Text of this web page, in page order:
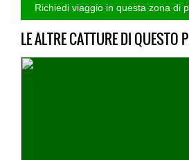
LE ALTRE CATTURE DI QUESTO